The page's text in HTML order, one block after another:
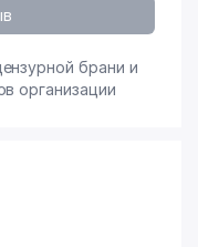
брани и
организации